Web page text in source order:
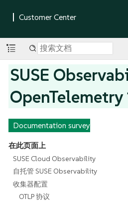
SUSE
Documentation survey
在此页面上
SUSE Cloud Observability
自托管 SUSE Observability
收集器配置
OTLP 协议